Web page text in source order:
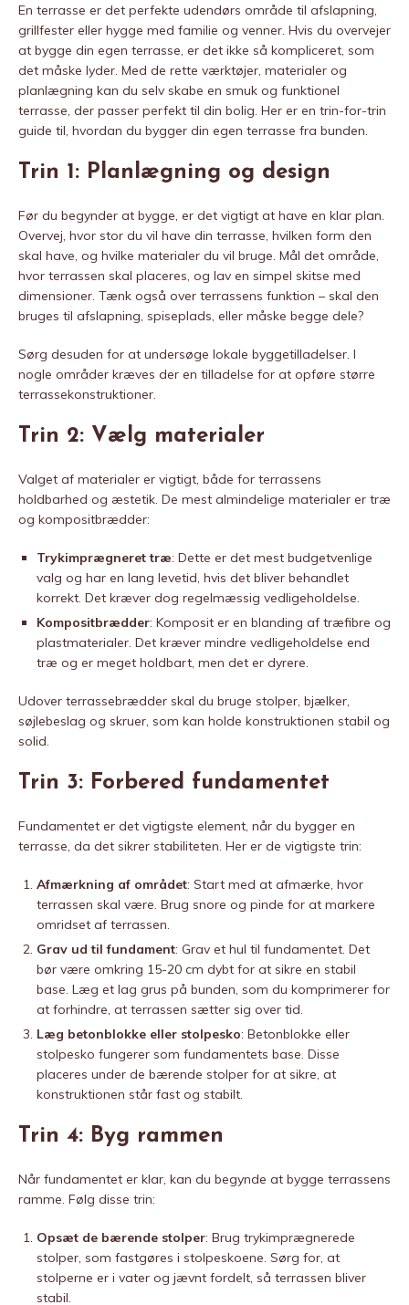
En terrasse er det perfekte udendørs område til afslapning,
grillfester eller hygge med familie og venner. Hvis du overvejer
at bygge din egen terrasse, er det ikke så kompliceret, som
det måske lyder. Med de rette værktøjer, materialer og
planlægning kan du selv skabe en smuk og funktionel
terrasse, der passer perfekt til din bolig. Her er en trin-for-trin
guide til, hvordan du bygger din egen terrasse fra bunden.
Trin 1: Planlægning og design
Før du begynder at bygge, er det vigtigt at have en klar plan.
Overvej, hvor stor du vil have din terrasse, hvilken form den
skal have, og hvilke materialer du vil bruge. Mål det område,
hvor terrassen skal placeres, og lav en simpel skitse med
dimensioner. Tænk også over terrassens funktion – skal den
bruges til afslapning, spiseplads, eller måske begge dele?
Sørg desuden for at undersøge lokale byggetilladelser. I
nogle områder kræves der en tilladelse for at opføre større
terrassekonstruktioner.
Trin 2: Vælg materialer
Valget af materialer er vigtigt, både for terrassens
holdbarhed og æstetik. De mest almindelige materialer er træ
og kompositbrædder:
Trykimprægneret træ: Dette er det mest budgetvenlige
valg og har en lang levetid, hvis det bliver behandlet
korrekt. Det kræver dog regelmæssig vedligeholdelse.
Kompositbrædder: Komposit er en blanding af træfibre og
plastmaterialer. Det kræver mindre vedligeholdelse end
træ og er meget holdbart, men det er dyrere.
Udover terrassebrædder skal du bruge stolper, bjælker,
søjlebeslag og skruer, som kan holde konstruktionen stabil og
solid.
Trin 3: Forbered fundamentet
Fundamentet er det vigtigste element, når du bygger en
terrasse, da det sikrer stabiliteten. Her er de vigtigste trin:
Afmærkning af området: Start med at afmærke, hvor
terrassen skal være. Brug snore og pinde for at markere
omridset af terrassen.
Grav ud til fundament: Grav et hul til fundamentet. Det
bør være omkring 15-20 cm dybt for at sikre en stabil
base. Læg et lag grus på bunden, som du komprimerer for
at forhindre, at terrassen sætter sig over tid.
Læg betonblokke eller stolpesko: Betonblokke eller
stolpesko fungerer som fundamentets base. Disse
placeres under de bærende stolper for at sikre, at
konstruktionen står fast og stabilt.
Trin 4: Byg rammen
Når fundamentet er klar, kan du begynde at bygge terrassens
ramme. Følg disse trin:
Opsæt de bærende stolper: Brug trykimprægnerede
stolper, som fastgøres i stolpeskoene. Sørg for, at
stolperne er i vater og jævnt fordelt, så terrassen bliver
stabil.